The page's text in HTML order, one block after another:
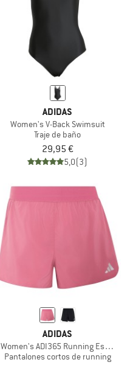
ADIDAS
Women's V-Back Swimsuit
Traje de baño
29,95 €
5,0(3)
ADIDAS
Women's ADI365 Running
Pantalones cortos de running